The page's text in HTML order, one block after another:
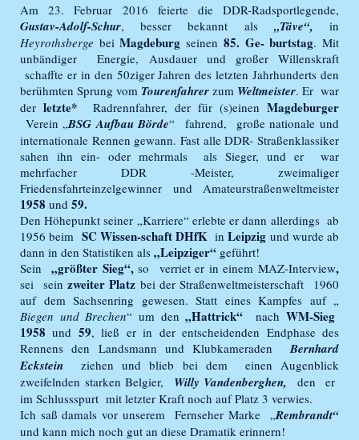
Am 23. Februar 2016 feierte die DDR-Radsportlegende,
Gustav-Adolf-Schur, besser bekannt als „Täve“, in
Heyrothsberge beiMagdeburg seinen 85. Ge- burtstag. Mit
unbändiger Energie, Ausdauer und großer Willenskraft
schaffte er in den 50ziger Jahren des letzten Jahrhunderts den
berühmten Sprung vom Tourenfahrer zum Weltmeister. Er war
der letzte* Radrennfahrer, der für (s)einen Magdeburger
Verein „BSG Aufbau Börde“ fahrend, große nationale und
internationale Rennen gewann. Fast alle DDR- Straßenklassiker
sahen ihn ein- oder mehrmals als Sieger, und er war
mehrfacher DDR -Meister, zweimaliger
Friedensfahrteinzelgewinner und Amateurstraßenweltmeister
1958 und 59.
Den Höhepunkt seiner „Karriere“ erlebte er dann allerdings ab
1956 beim SC Wissen-schaft DHfKinLeipzig und wurde ab
dann in den Statistiken als „Leipziger“ geführt!
Sein„größter Sieg“, so verriet er in einem MAZ-Interview,
sei sein zweiter Platz bei der Straßenweltmeisterschaft 1960
auf dem Sachsenring gewesen. Statt eines Kampfes auf „
Biegen und Brechen“ um den„Hattrick“ nach WM-Sieg
1958 und 59, ließ er in der entscheidenden Endphase des
Rennens den Landsmann und Klubkameraden Bernhard
Eckstein ziehen und blieb bei dem einen Augenblick
zweifelnden starken Belgier, Willy Vandenberghen,
den er
im Schlussspurt mit letzter Kraft noch auf Platz 3 verwies.
Ich saß damals vor unserem Fernseher Marke „Rembrandt“
und kann mich noch gut an diese Dramatik erinnern!